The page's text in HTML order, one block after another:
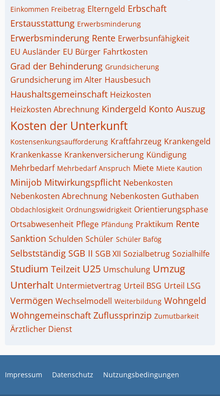
Einkommen Freibetrag Elterngeld Erbschaft
Erstausstattung Erwerbsminderung
Erwerbsminderung Rente Erwerbsunfähigkeit
EU Ausländer EU Bürger Fahrtkosten
Grad der Behinderung Grundsicherung
Grundsicherung im Alter Hausbesuch
Haushaltsgemeinschaft Heizkosten
Heizkosten Abrechnung Kindergeld Konto Auszug
Kosten der Unterkunft
Kostensenkungsaufforderung Kraftfahrzeug Krankengeld
Krankenkasse Krankenversicherung Kündigung
Mehrbedarf Mehrbedarf Anspruch Miete Miete Kaution
Minijob Mitwirkungspflicht Nebenkosten
Nebenkosten Abrechnung Nebenkosten Guthaben
Obdachlosigkeit Ordnungswidrigkeit Orientierungsphase
Ortsabwesenheit Pflege Pfändung Praktikum Rente
Sanktion Schulden Schüler Schüler Bafög
Selbstständig SGB II SGB XII Sozialbetrug Sozialhilfe
Studium Teilzeit U25 Umschulung Umzug
Unterhalt Untermietvertrag Urteil BSG Urteil LSG
Vermögen Wechselmodell Weiterbildung Wohngeld
Wohngemeinschaft Zuflussprinzip Zumutbarkeit
Ärztlicher Dienst
Impressum Datenschutz Nutzungsbedingungen